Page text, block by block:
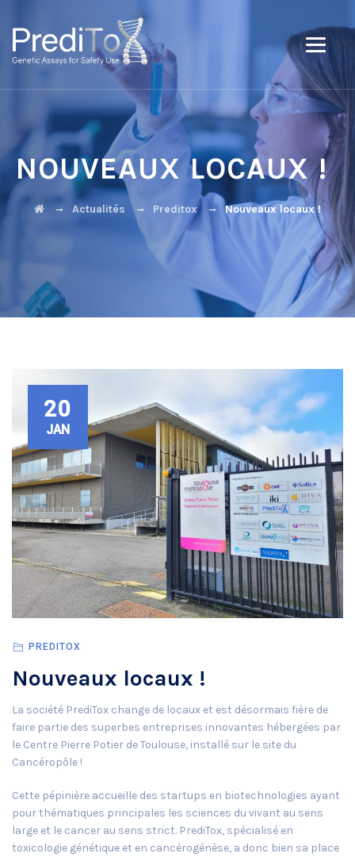
NOUVEAUX LOCAUX !
→ Actualités → Preditox→ Nouveaux locaux !
20
JAN
PREDITOX
Nouveaux locaux !
La société PrediTox change de locaux et est désormais fière de
faire partie des superbes entreprises innovantes hébergées par
le Centre Pierre Potier de Toulouse, installé sur le site du
Cancéropôle !
Cette pépinière accueille des startups en biotechnologies ayant
pour thématiques principales les sciences du vivant au sens
large et le cancer au sens strict. PrediTox, spécialisé en
toxicologie génétique et en cancérogénèse, a donc bien sa place